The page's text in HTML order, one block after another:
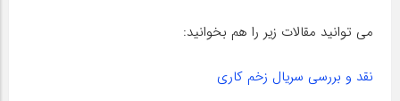
می توانید مقالات زیر را هم بخوانید:
نقد و بررسی سریال زخم کاری